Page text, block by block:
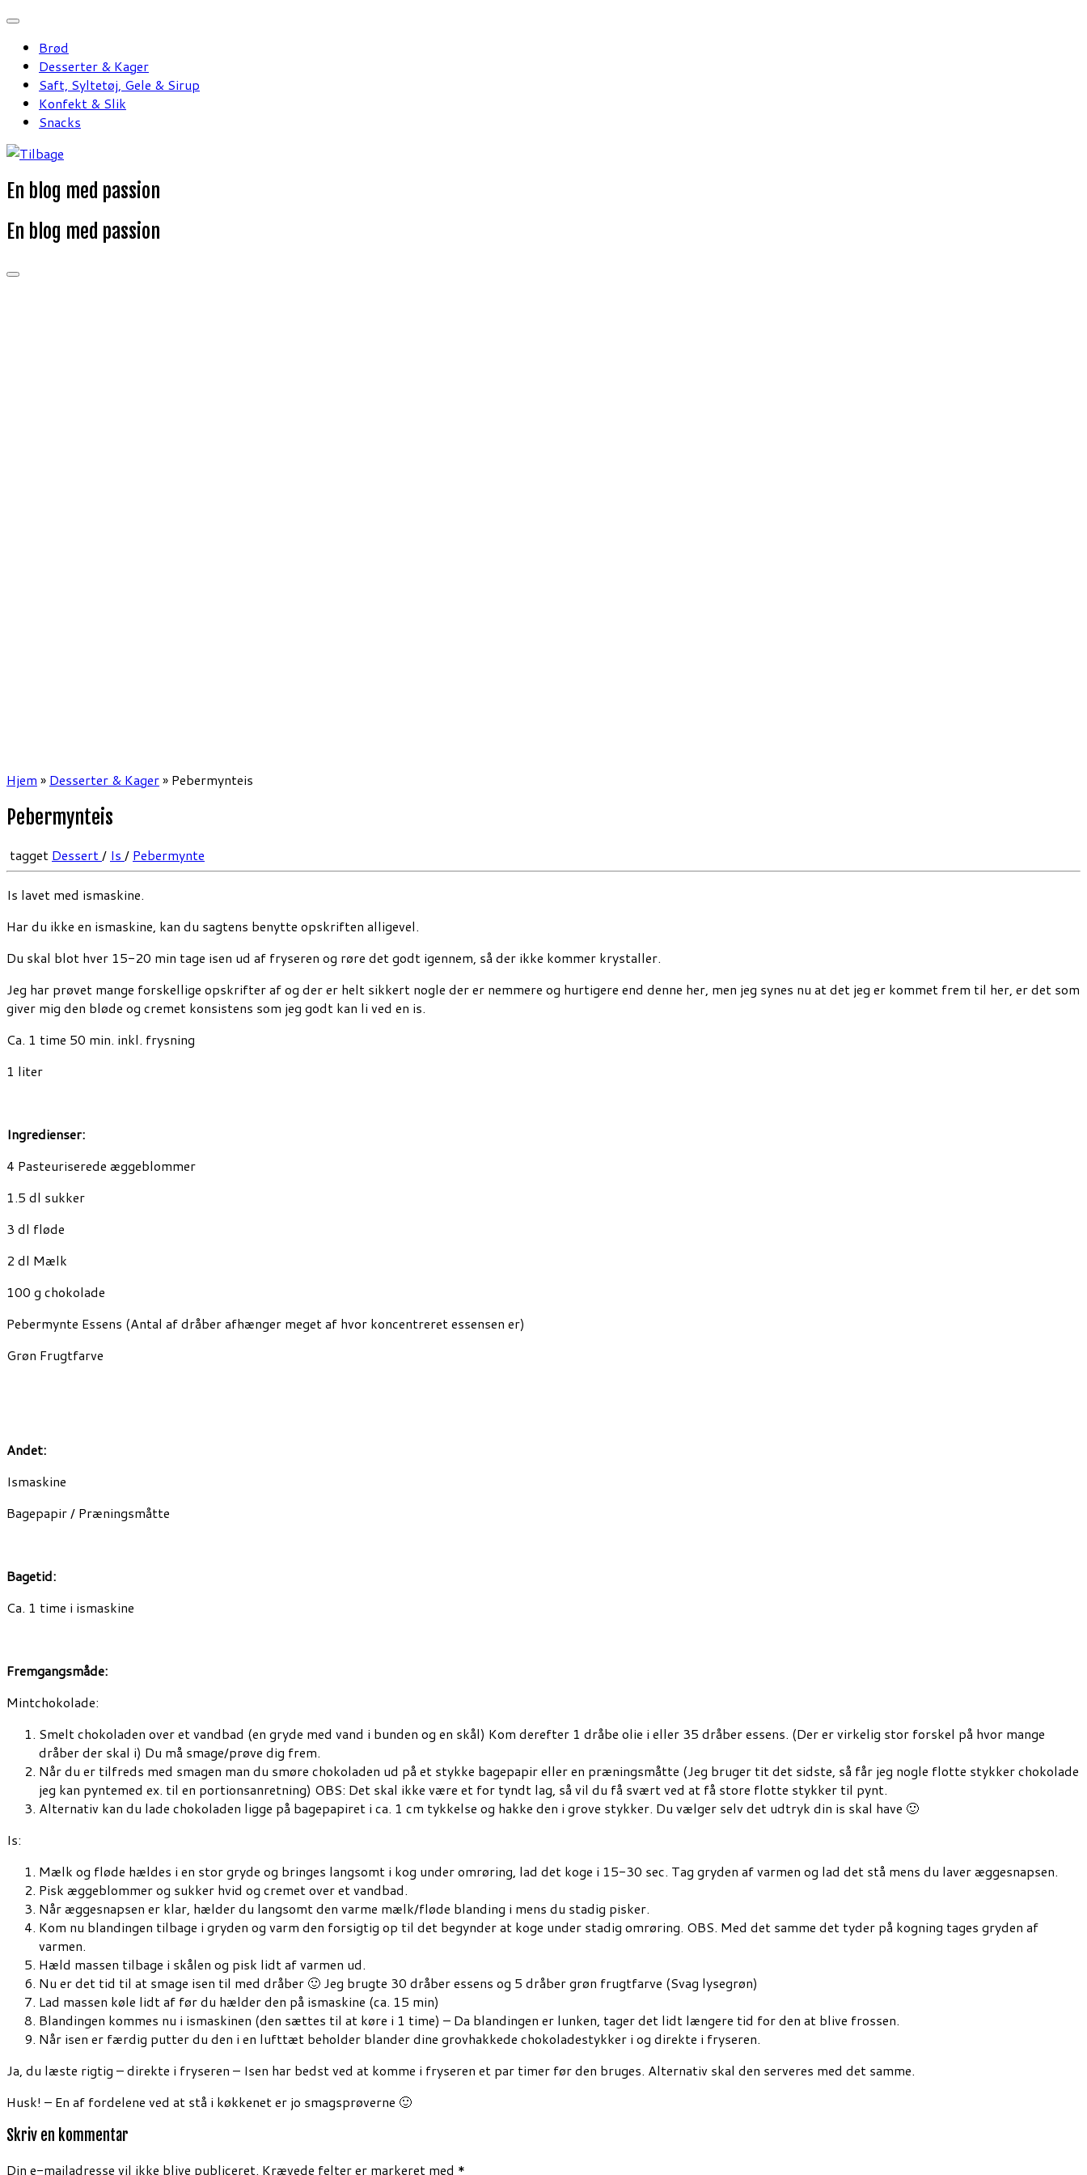
Fortsæt
indholdBrød
Desserter & Kager
Saft, Syltetøj, Gele & Sirup
Konfekt & Slik
Snacks
En blog med passion
En blog med passion
Hjem » Desserter & Kager» Pebermynteis
Pebermynteis
tagget Dessert / Is / Pebermynte
Is lavet med ismaskine.
Har du ikke en ismaskine, kan du sagtens benytte opskriften alligevel.
Du skal blot hver 15-20 min tage isen ud af fryseren og røre det godt igennem, så der ikke kommer krystaller.
Jeg har prøvet mange forskellige opskrifter af og der er helt sikkert nogle der er nemmere og hurtigere end denne her, men jeg synes nu at det jeg er kommet frem til her, er det som
giver mig den bløde og cremet konsistens som jeg godt kan li ved en is.
Ca. 1 time 50 min. inkl. frysning
1 liter
Ingredienser:
4 Pasteuriserede æggeblommer
1.5 dl sukker
3 dl fløde
2 dl Mælk
100 g chokolade
Pebermynte Essens (Antal af dråber afhænger meget af hvor koncentreret essensen er)
Grøn Frugtfarve
Andet:
Ismaskine
Bagepapir / Præningsmåtte
Bagetid:
Ca. 1 time i ismaskine
Fremgangsmåde:
Mintchokolade:
Smelt chokoladen over et vandbad (en gryde med vand i bunden og en skål) Kom derefter 1 dråbe olie i eller 35 dråber essens. (Der er virkelig stor forskel på hvor mange
dråber der skal i) Du må smage/prøve dig frem.
Når du er tilfreds med smagen man du smøre chokoladen ud på et stykke bagepapir eller en præningsmåtte (Jeg bruger tit det sidste, så får jeg nogle flotte stykker chokolade
jeg kan pyntemed ex. til en portionsanretning) OBS: Det skal ikke være et for tyndt lag, så vil du få svært ved at få store flotte stykker til pynt.
Alternativ kan du lade chokoladen ligge på bagepapiret i ca. 1 cm tykkelse og hakke den i grove stykker. Du vælger selv det udtryk din is skal have 🙂
Is:
Mælk og fløde hældes i en stor gryde og bringes langsomt i kog under omrøring, lad det koge i 15-30 sec. Tag gryden af varmen og lad det stå mens du laver æggesnapsen.
Pisk æggeblommer og sukker hvid og cremet over et vandbad.
Når æggesnapsen er klar, hælder du langsomt den varme mælk/fløde blanding i mens du stadig pisker.
Kom nu blandingen tilbage i gryden og varm den forsigtig op til det begynder at koge under stadig omrøring. OBS. Med det samme det tyder på kogning tages gryden af
varmen.
Hæld massen tilbage i skålen og pisk lidt af varmen ud.
Nu er det tid til at smage isen til med dråber 🙂 Jeg brugte 30 dråber essens og 5 dråber grøn frugtfarve (Svag lysegrøn)
Lad massen køle lidt af før du hælder den på ismaskine (ca. 15 min)
Blandingen kommes nu i ismaskinen (den sættes til at køre i 1 time) – Da blandingen er lunken, tager det lidt længere tid for den at blive frossen.
Når isen er færdig putter du den i en lufttæt beholder blander dine grovhakkede chokoladestykker i og direkte i fryseren.
Ja, du læste rigtig – direkte i fryseren – Isen har bedst ved at komme i fryseren et par timer før den bruges. Alternativ skal den serveres med det samme.
Husk! – En af fordelene ved at stå i køkkenet er jo smagsprøverne 🙂
Skriv en kommentar
Din e-mailadresse vil ikke blive publiceret. Krævede felter er markeret med *